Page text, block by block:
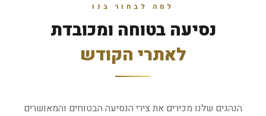
למה לבחור בנו
נסיעה בטוחה ומכובדת
לאתרי הקודש
הנהגים שלנו מכירים את צירי הנסיעה הבטוחים והמאושרים